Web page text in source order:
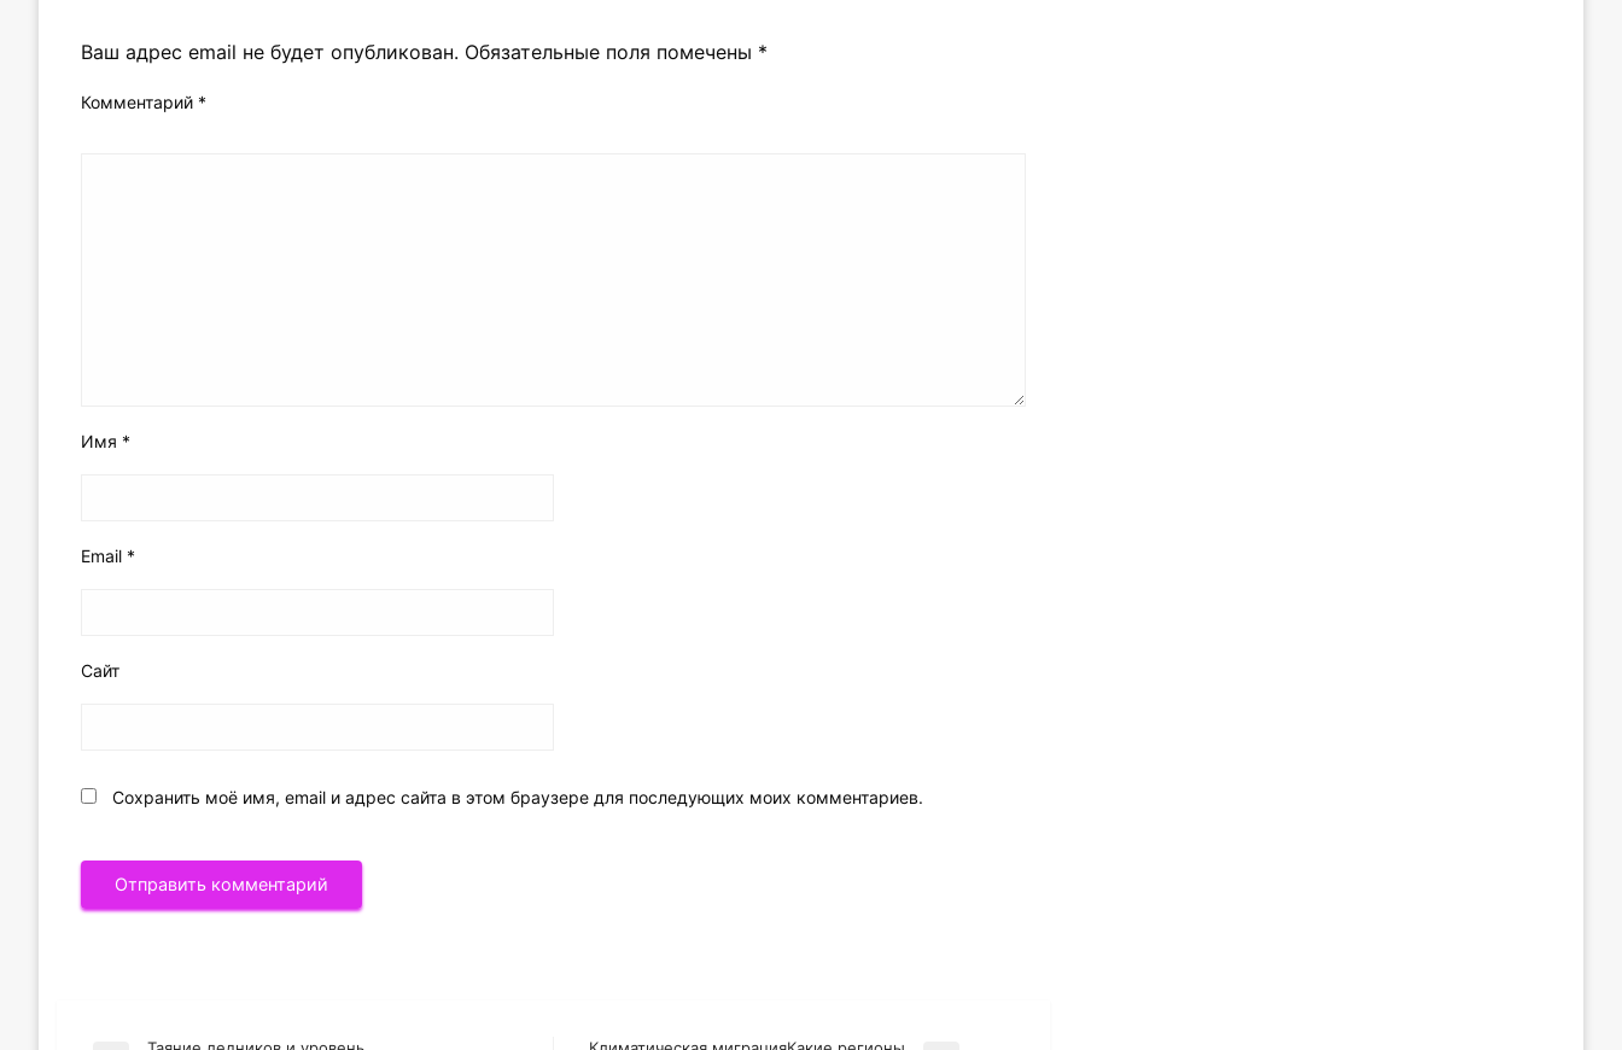
Ваш адрес email не будет опубликован. Обязательные поля помечены *
Комментарий *
Имя *
Email *
Сайт
Сохранить моё имя, email и адрес сайта в этом браузере для последующих моих комментариев.